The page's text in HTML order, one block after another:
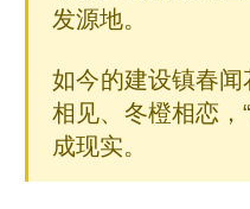
发源地。
如今的建设镇春
相见、冬橙相恋，
成现实。